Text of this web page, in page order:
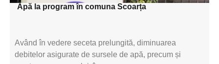
Apă la program în comuna Scoarța
Având în vedere seceta prelungită, diminuarea
debitelor asigurate de sursele de apă, precum și